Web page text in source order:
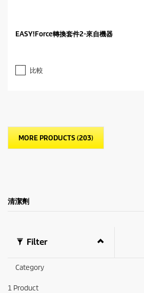
EASY!Force轉換套件2-來自機器
比較
MORE PRODUCTS (203)
清潔劑
Filter
Category
1 Product